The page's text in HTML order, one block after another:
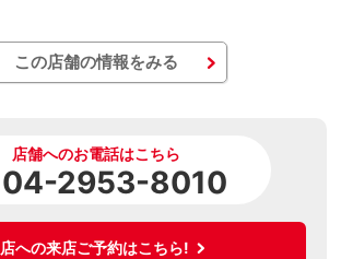
この店舗の情報をみる
店舗へのお電話はこちら
04-2953-8010
への来店ご予約はこちら!